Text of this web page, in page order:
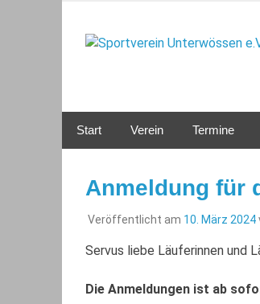
springen
Start Verein Termine
Anmeldung für
Veröffentlicht am 10. März 2024
Servus liebe Läuferinnen und
Die Anmeldungen ist ab